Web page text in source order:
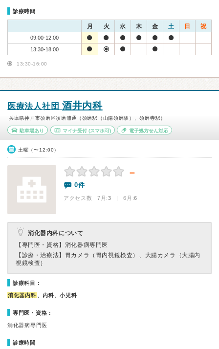
診療時間
月 火 水 木 金 土 日 祝
09:00-12:00
13:30-18:00
13:30-16:00
医療法人社団 酒井内科
兵庫県神戸市須磨区須磨浦通（須磨駅（山陽須磨駅）、須磨寺駅）
駐車場あり マイナ受付(スマホ可) 電子処方せん対応
土曜（〜12:00）
－
0件
アクセス数 7月:3 | 6月:6
消化器内科について
【専門医・資格】 消化器病専門医
【診療・治療法】 胃カメラ（胃内視鏡検査）、大腸カメラ（大腸内
視鏡検査）
診療科目：
消化器内科 、内科、小児科
専門医・資格：
消化器病専門医
診療時間